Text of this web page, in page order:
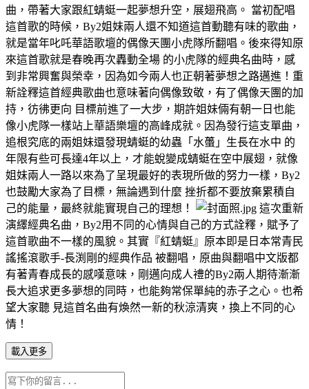
曲，帶著大家跟紅蜻蜓一起夢想升空，展翅飛高。 當初配唱
這首歌的時候，By2姐妹兩人還不知道這首動聽有味的歌曲，
就是當年叱吒華語歌壇的偶像天團小虎隊所翻唱。後來得知原
來這首歌就是春晚再次轟動全場 的小虎隊的經典名曲時，感
到非常興奮與榮幸，因為如今兩人也正朝著夢想之路邁進！重
新詮釋這首經典歌曲也意味著向偶像致敬，有了偶像天團的加
持，彷彿更向 目標前進了一大步，期許姐妹倆有朝一日也能
像小虎隊一樣站上華語樂壇的高峰成就。因為發行這支單曲，
追根究底的兩姐妹還發現蜻蜓的幼蟲「水蠆」生長在水中 的
年限有些可長達4年以上，才能蛻變成蜻蜓在空中展翅，就像
姐妹兩人一路以來為了呈現最好的表現所做的努力一樣，By2
也鼓勵大家為了目標，無論遇到什麼 挫折都不要放棄累積自
己的能量，最終就能實現自己的理想！
這次重新
演繹經典名曲，By2用不同的心情與自己的方式詮釋，賦予了
這首歌曲不一樣的風貌。其實『紅蜻蜓』原本即是日本常青民
謠搖滾歌手-長渕剛的經典作品 被翻唱，原曲與翻唱中文版都
有著青春成長的感嘆意味，剛邁向成人禮的By2兩人期待漸漸
長大追求更多夢想的同時，也能夠常保單純的赤子之心。也希
望大家聽 見這首名曲有煥然一新的秋涼清爽，換上不同的心
情！
載入更多